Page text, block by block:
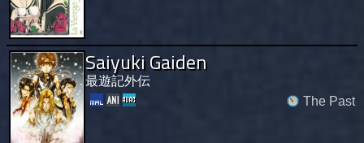
Saiyuki Gaiden
最遊記外伝
The Past